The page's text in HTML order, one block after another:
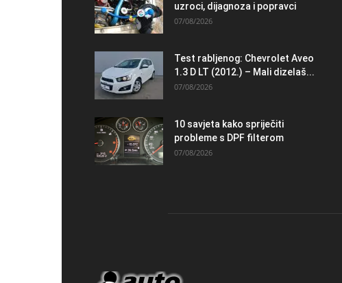
uzroci, dijagnoza i popravci
07/08/2026
Test rabljenog: Chevrolet Aveo
1.3 D LT (2012.) – Mali dizelaš...
07/08/2026
10 savjeta kako spriječiti
probleme s DPF filterom
07/08/2026